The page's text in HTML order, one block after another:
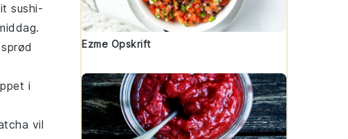
sushi-
i
vil
Ezme Opskrift